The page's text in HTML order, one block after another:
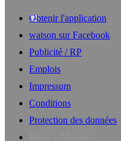
Obtenir l'application
watson sur Facebook
Publicité / RP
Emplois
Impressum
Conditions
Protection des données